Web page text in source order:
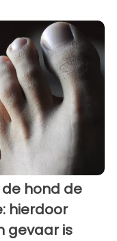
hond de
hierdoor
gevaar is